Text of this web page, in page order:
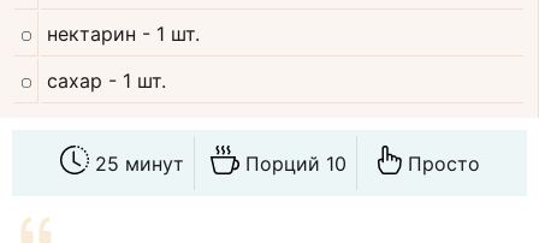
нектарин - 1 шт.
сахар - 1 шт.
25 минут Порций 10 Просто